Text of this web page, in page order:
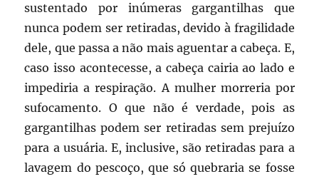
sustentado por inúmeras gargantilhas que
nunca podem ser retiradas, devido à fragilidade
dele, que passa a não mais aguentar a cabeça. E,
caso isso acontecesse, a cabeça cairia ao lado e
impediria a respiração. A mulher morreria por
sufocamento. O que não é verdade, pois as
gargantilhas podem ser retiradas sem prejuízo
para a usuária. E, inclusive, são retiradas para a
lavagem do pescoço, que só quebraria se fosse